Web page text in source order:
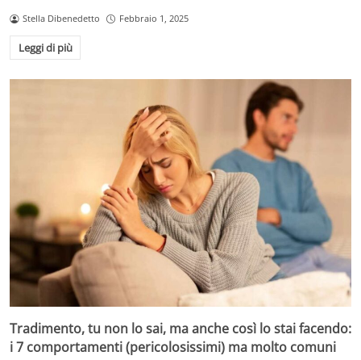
Stella Dibenedetto Febbraio 1, 2025
Leggi di più
Tradimento, tu non lo sai, ma anche così lo stai facendo:
i 7 comportamenti (pericolosissimi) ma molto comuni